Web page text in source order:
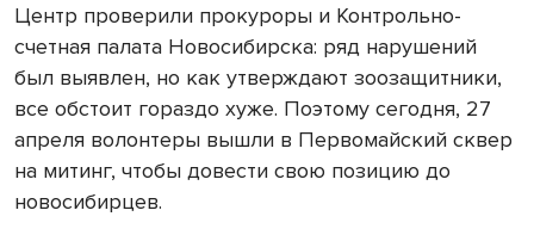
Центр проверили прокуроры и Контрольно-
счетная палата Новосибирска: ряд нарушений
был выявлен, но как утверждают зоозащитники,
все обстоит гораздо хуже. Поэтому сегодня, 27
апреля волонтеры вышли в Первомайский сквер
на митинг, чтобы довести свою позицию до
новосибирцев.